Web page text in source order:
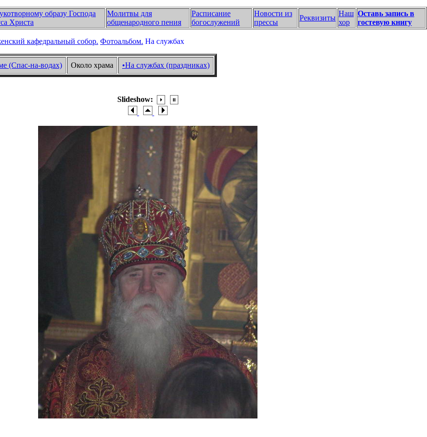
образу Господа
Христа
Молитвы для
общенародного пения
Расписание
богослужений
Новости из
прессы
Реквизиты
Наш
хор
Оставь запись в
гостевую книгу
кафедральный собор. Фотоальбом. На службах
(Спас-на-водах) Около храма •На службах (праздниках)
Slideshow: